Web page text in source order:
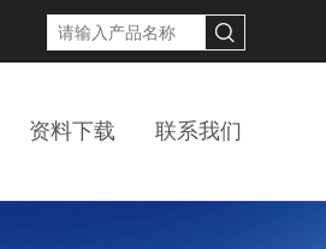
资料下载 联系我们